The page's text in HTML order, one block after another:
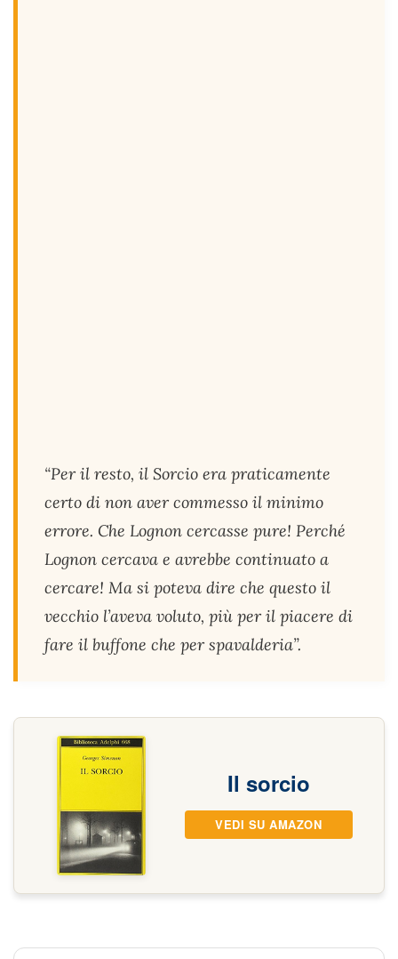
“Per il resto, il Sorcio era praticamente
certo di non aver commesso il minimo
errore. Che Lognon cercasse pure! Perché
Lognon cercava e avrebbe continuato a
cercare! Ma si poteva dire che questo il
vecchio l’aveva voluto, più per il piacere di
fare il buffone che per spavalderia”.
Il sorcio
VEDI SU AMAZON